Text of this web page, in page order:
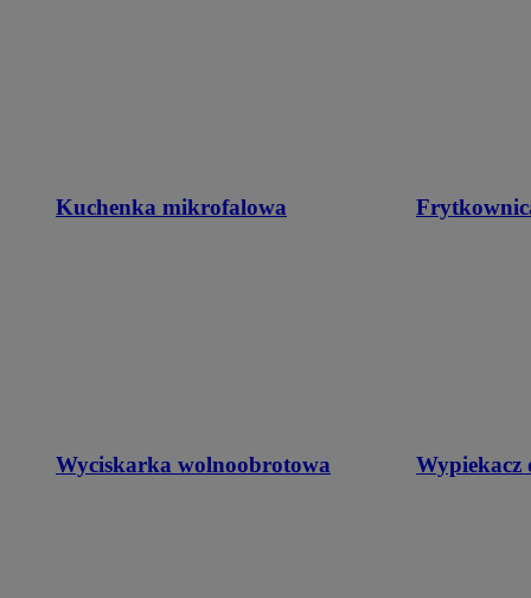
Kuchenka mikrofalowa
Wyciskarka wolnoobrotowa Wypiekacz